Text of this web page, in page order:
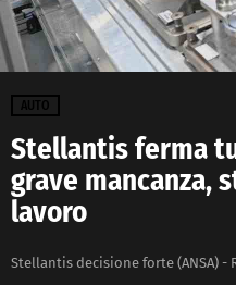
AUTO
Stellantis ferma
grave mancanza,
lavoro
Stellantis decisione forte (ANSA)